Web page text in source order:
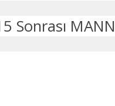
Sonrası MANN